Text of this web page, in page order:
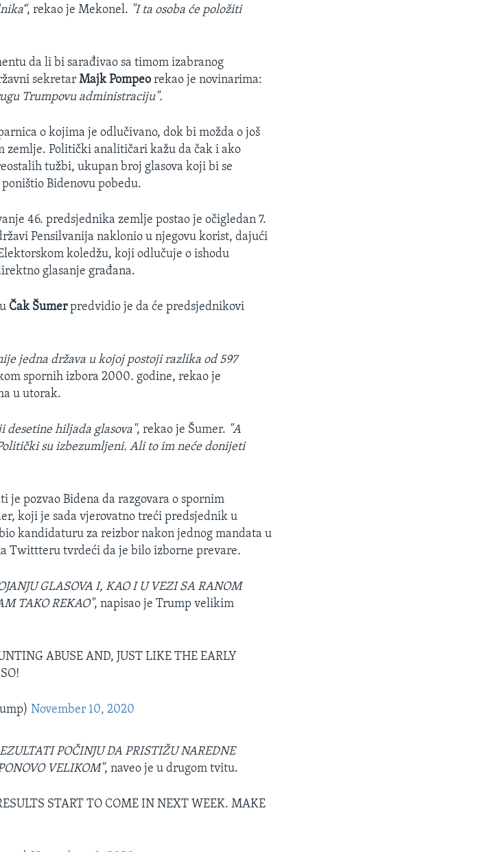
, rekao je Mekonel. "I ta osoba će položiti
da li bi sarađivao sa timom izabranog
sekretarMajk Pompeo rekao je novinarima:
Trumpovu administraciju".
o kojima je odlučivano, dok bi možda o još
zemlje. Politički analitičari kažu da čak i ako
tužbi, ukupan broj glasova koji bi se
Bidenovu pobedu.
46. predsjednika zemlje postao je očigledan 7.
Pensilvanija naklonio u njegovu korist, dajući
koledžu, koji odlučuje o ishodu
glasanje građana.
Čak Šumerpredvidio je da će predsjednikovi
jedna država u kojoj postoji razlika od 597
spornih izbora 2000. godine, rekao je
u utorak.
desetine hiljada glasova", rekao je Šumer. "A
su izbezumljeni. Ali to im neće donijeti
je pozvao Bidena da razgovara o spornim
koji je sada vjerovatno treći predsjednik u
kandidaturu za reizbor nakon jednog mandata u
Twittteru tvrdeći da je bilo izborne prevare.
GLASOVA I, KAO I U VEZI SA RANOM
TAKO REKAO", napisao je Trump velikim
ABUSE AND, JUST LIKE THE EARLY
November 10, 2020
POČINJU DA PRISTIŽU NAREDNE
VELIKOM", naveo je u drugom tvitu.
START TO COME IN NEXT WEEK. MAKE